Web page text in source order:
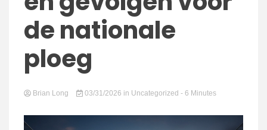
de nationale
ploeg
Brian Long 03/31/2026 in Uncategorized - 6 Minutes